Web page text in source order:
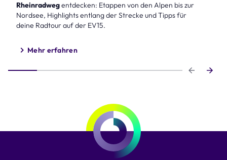
Rheinradwegentdecken: Etappen von den Alpen bis zur
Nordsee, Highlights entlang der Strecke und Tipps für
deine Radtour auf der EV15.
Mehr erfahren